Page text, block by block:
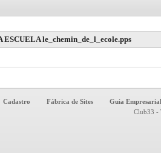
ESCUELA le_chemin_de_l_ecole.pps
Cadastro Fábrica de Sites
Guia
Club33 -